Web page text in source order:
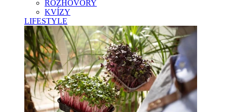
ROZHOVORY
KVÍZY
LIFESTYLE